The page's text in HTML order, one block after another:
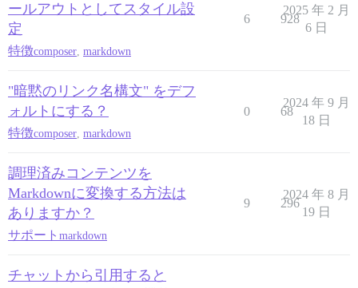
ールアウトとしてスタイル設
定
特徴composer markdown
6 928
2025 年 2 月
6 日
"暗黙のリンク名構文" をデフ
ォルトにする？
特徴composer markdown
0 68
2024 年 9 月
18 日
調理済みコンテンツを
Markdownに変換する方法は
ありますか？
サポート markdown
9 296
2024 年 8 月
19 日
チャットから引用すると